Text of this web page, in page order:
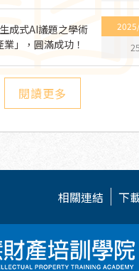
成式AI議題之學術
」，圓滿成功！
閱讀更多
相關連結 下